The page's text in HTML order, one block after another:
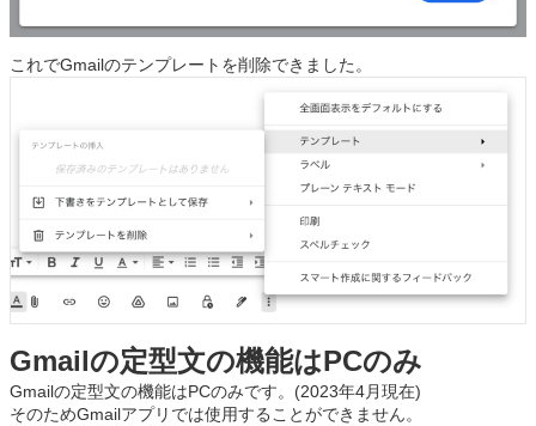
これでGmailのテンプレートを削除できました。
Gmailの定型文の機能はPCのみ
Gmailの定型文の機能はPCのみです。(2023年4月現在)
そのためGmailアプリでは使用することができません。